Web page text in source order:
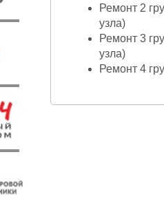
Ремонт 2
узла)
Ремонт 3
узла)
Ремонт 4